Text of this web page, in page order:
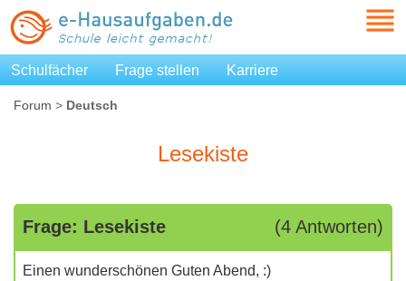
Schulfächer Frage stellen Karriere
Forum > Deutsch
Lesekiste
Frage: Lesekiste (4 Antworten)
Einen wunderschönen Guten Abend, :)